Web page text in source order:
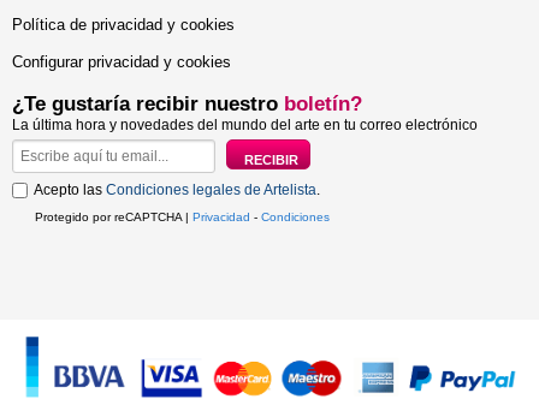
Política de privacidad y cookies
Configurar privacidad y cookies
¿Te gustaría recibir nuestro boletín?
La última hora y novedades del mundo del arte en tu correo electrónico
Acepto las Condiciones legales de Artelista.
Protegido por reCAPTCHA | Privacidad - Condiciones